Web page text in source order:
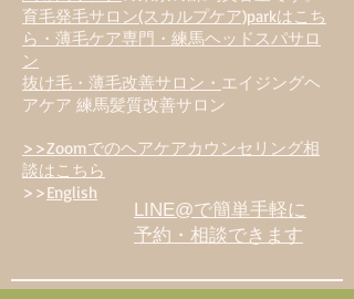
育毛発毛サロン(スカルプケア)parkはこち
ら・薄毛ケア専門・練馬ヘッドスパサロ
ン
抜け毛・薄毛改善サロン・ エイジングヘ
アケア 練馬髪質改善サロン
>>Zoomでのヘアケアカウンセリング相
談はこちら
>>English
LINE@で簡単手軽に
予約・相談できます